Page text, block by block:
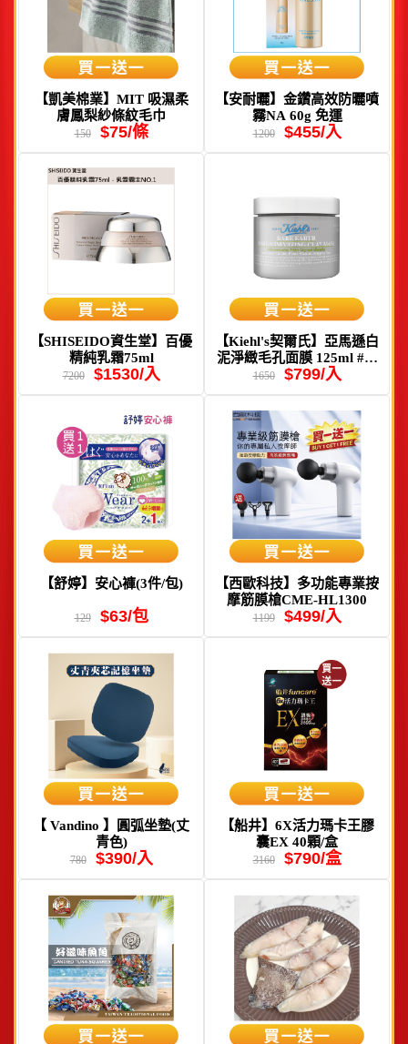
【凱美棉業】MIT 吸濕柔
膚鳳梨紗條紋毛巾
150 $75/條
【安耐曬】金鑽高效防曬噴
霧NA 60g 免運
1200 $455/入
【SHISEIDO資生堂】百優
精純乳霜75ml
7200 $1530/入
【Kiehl's契爾氏】亞馬遜白
泥淨緻毛孔面膜 125ml #新
版
1650 $799/入
【舒婷】安心褲(3件/包)
129 $63/包
【西歐科技】多功能專業按
摩筋膜槍CME-HL1300
1199 $499/入
【 Vandino 】圓弧坐墊(丈
青色)
780 $390/入
【船井】6X活力瑪卡王膠
囊EX 40顆/盒
3160 $790/盒